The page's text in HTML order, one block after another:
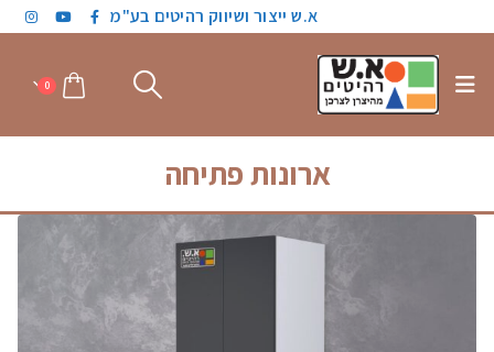
א.ש ייצור ושיווק רהיטים בע"מ
0
ארונות פתיחה